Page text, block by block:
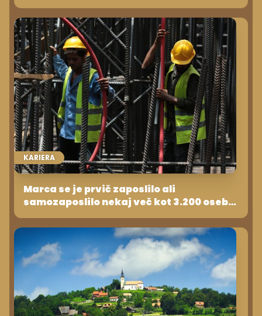
KARIERA
Marca se je prvič zaposlilo ali
samozaposlilo nekaj več kot 3.200 oseb.
Od tega je bilo 42,4 odstotka tujcev